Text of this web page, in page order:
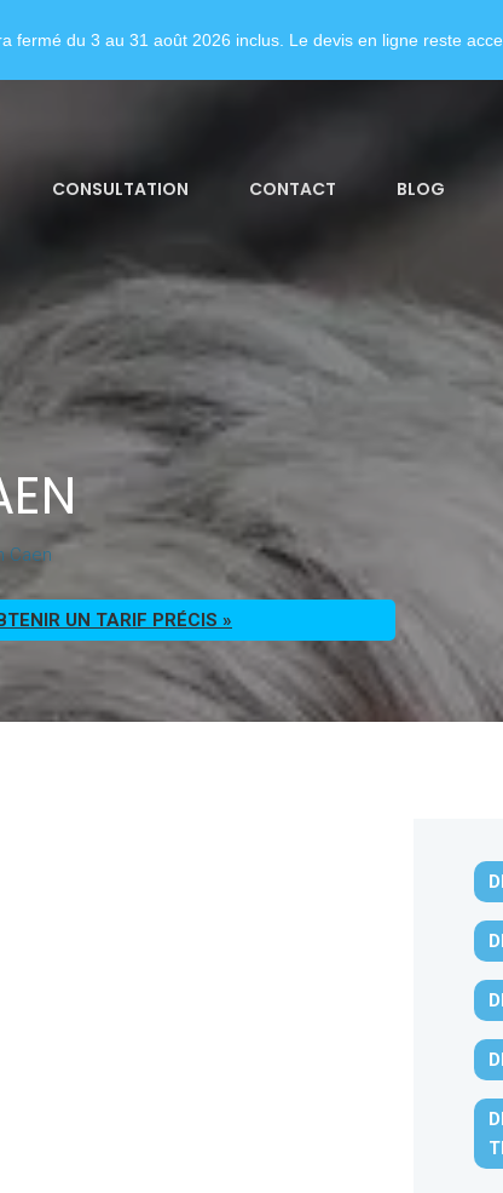
CONSULTATION CONTACT BLOG
Caen
UN TARIF PRÉCIS »
fermé du 3 au 31 août 2026 inclus. Le devis en ligne reste